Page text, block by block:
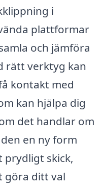
i
plattformar
och jämföra
rätt verktyg kan
kontakt med
kan hjälpa dig
det handlar om
en ny form
prydligt skick,
göra ditt val